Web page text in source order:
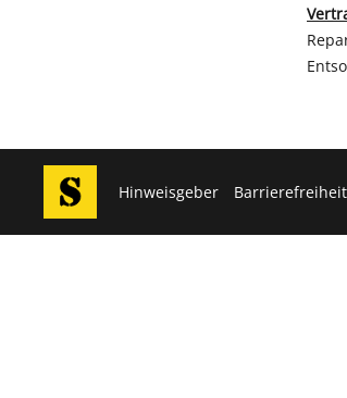
Hinweisgeber